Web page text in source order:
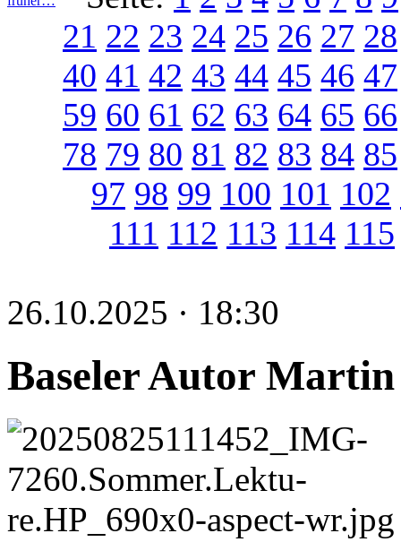
21 22 23 24 25 26 27 28
40 41 42 43 44 45 46 47
59 60 61 62 63 64 65 66
78 79 80 81 82 83 84 85
97 98 99 100 101 102
111 112 113 114 115
26.10.2025 · 18:30
Baseler Autor